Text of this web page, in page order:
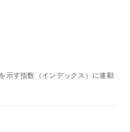
示す指数（インデックス）に連動